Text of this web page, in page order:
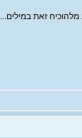
זאת במילים...